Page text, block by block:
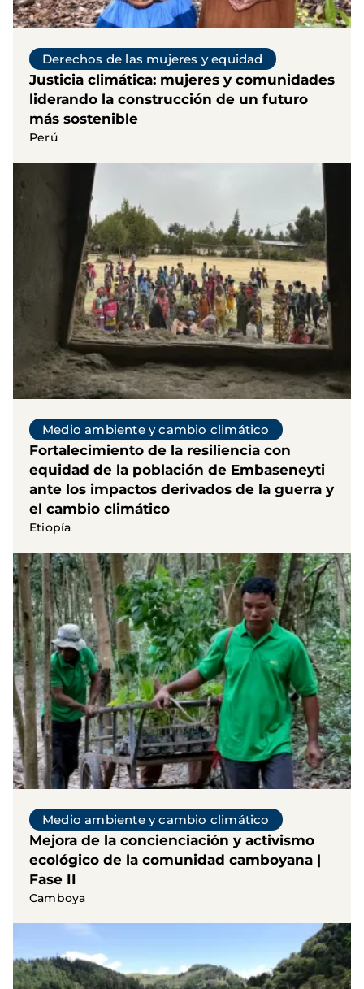
Derechos de las mujeres y equidad
Justicia climática: mujeres y comunidades
liderando la construcción de un futuro
más sostenible
Perú
Medio ambiente y cambio climático
Fortalecimiento de la resiliencia con
equidad de la población de Embaseneyti
ante los impactos derivados de la guerra y
el cambio climático
Etiopía
Medio ambiente y cambio climático
Mejora de la concienciación y activismo
ecológico de la comunidad camboyana |
Fase II
Camboya